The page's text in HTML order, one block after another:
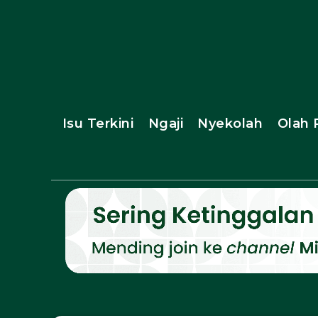
Isu Terkini Ngaji Nyekolah Olah